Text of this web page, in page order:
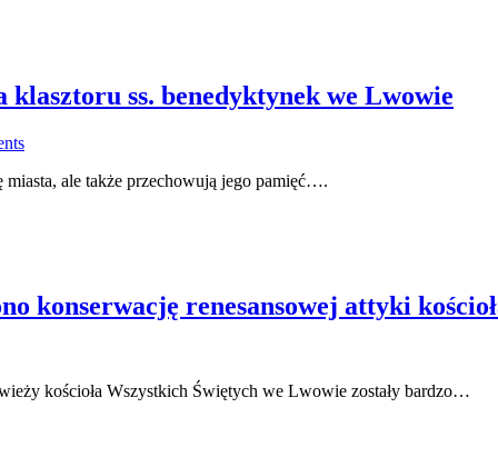
ss. benedyktynek we Lwowie
ale także przechowują jego pamięć….
konserwację renesansowej attyki
kościoła Wszystkich Świętych we Lwowie zostały bardzo…